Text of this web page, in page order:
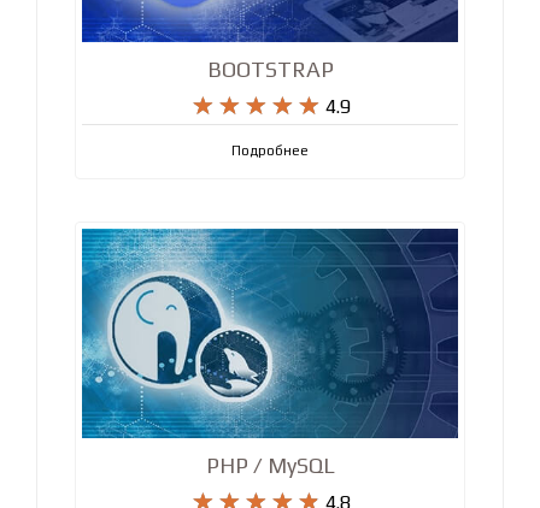
BOOTSTRAP
    
     4.9
Подробнее
PHP / MySQL
    
     4.8